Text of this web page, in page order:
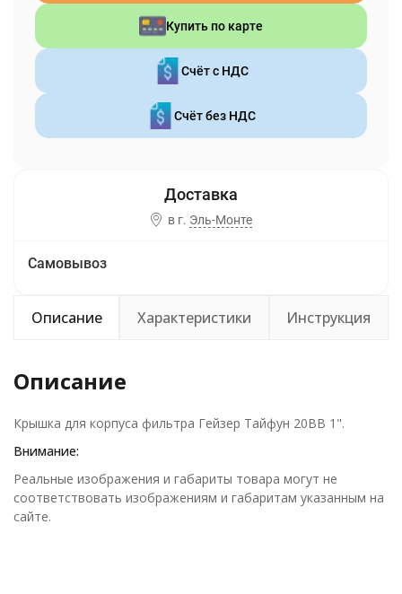
Купить по карте
Счёт с НДС
Счёт без НДС
в г. Эль-Монте
Самовывоз
Описание Характеристики Инструкция
Описание
Крышка для корпуса фильтра Гейзер Тайфун 20BB 1".
Внимание:
Реальные изображения и габариты товара могут не
соответствовать изображениям и габаритам указанным на
сайте.